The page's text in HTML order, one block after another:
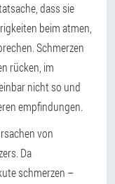
dass sie
beim atmen,
Schmerzen
rücken, im
nicht so und
empfindungen.
von
Da
schmerzen –